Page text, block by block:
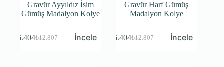
Gravür Ayyıldız İsim
Gümüş Madalyon Kolye
₺12.807
6.404
Gravür Harf Gümüş
Madalyon Kolye
₺12.807
6.404